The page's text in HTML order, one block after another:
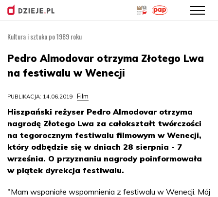
treści
Kultura i sztuka po 1989 roku
Pedro Almodovar otrzyma Złotego Lwa
na festiwalu w Wenecji
PUBLIKACJA: 14.06.2019 Film
Hiszpański reżyser Pedro Almodovar otrzyma
nagrodę Złotego Lwa za całokształt twórczości
na tegorocznym festiwalu filmowym w Wenecji,
który odbędzie się w dniach 28 sierpnia - 7
września. O przyznaniu nagrody poinformowała
w piątek dyrekcja festiwalu.
"Mam wspaniałe wspomnienia z festiwalu w Wenecji. Mój